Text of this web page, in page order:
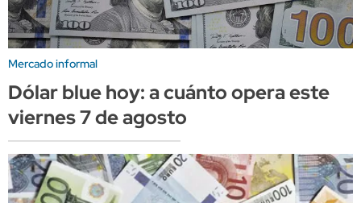
Mercado informal
Dólar blue hoy: a cuánto opera este
viernes 7 de agosto